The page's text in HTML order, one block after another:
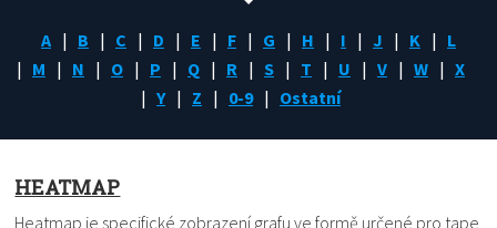
A B C D E F G H I J K
L
M
N O P Q R S T U V W
X
Y
Z 0-9 Ostatní
HEATMAP
Heatmap je specifické zobrazení grafu ve formě určené pro tape